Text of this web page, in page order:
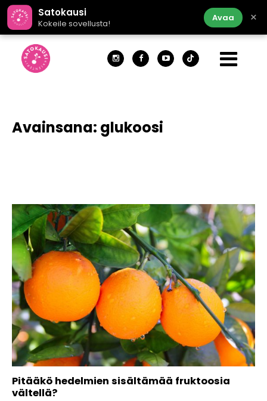
Satokausi
Kokeile sovellusta!
Avaa ×
Avainsana: glukoosi
Pitääkö hedelmien sisältämää fruktoosia
vältellä?